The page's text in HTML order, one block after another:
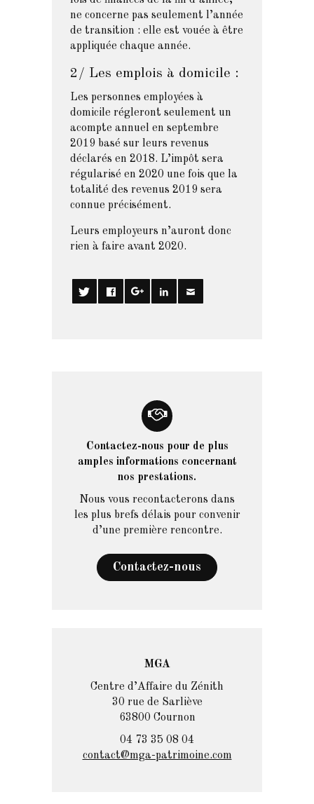
ne concerne pas seulement l’année
de transition : elle est vouée à être
appliquée chaque année.
2/ Les emplois à domicile :
Les personnes employées à
domicile régleront seulement un
acompte annuel en septembre
2019 basé sur leurs revenus
déclarés en 2018. L’impôt sera
régularisé en 2020 une fois que la
totalité des revenus 2019 sera
connue précisément.
Leurs employeurs n’auront donc
rien à faire avant 2020.
Contactez-nous pour de plus
amples informations concernant
nos prestations.
Nous vous recontacterons dans
les plus brefs délais pour convenir
d’une première rencontre.
Contactez-nous
MGA
Centre d’Affaire du Zénith
30 rue de Sarliève
63800 Cournon
04 73 35 08 04
contact@mga-patrimoine.com